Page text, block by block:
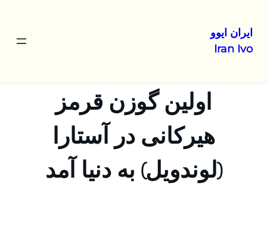
رفتن
ایران ایوو
Iran Ivo
اولین گوزن قرمز
هیرکانی در آستارا
(لوندویل) به دنیا آمد